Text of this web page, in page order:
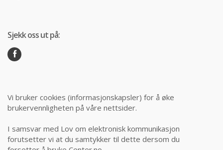
Sjekk oss ut på:
Vi bruker cookies (informasjonskapsler) for å øke
brukervennligheten på våre nettsider.
I samsvar med Lov om elektronisk kommunikasjon
forutsetter vi at du samtykker til dette dersom du